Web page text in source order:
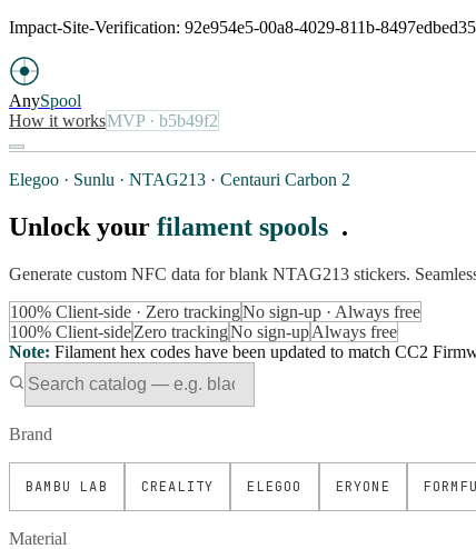
Impact-Site-Verification: 92e954e5-00a8-4029-811b-
AnySpool
How it worksMVP· b5b49f2
Elegoo · Sunlu · NTAG213 · Centauri Carbon 2
Unlock your filament spools .
Generate custom NFC data for blank NTAG213 stickers.
100% Client-side · Zero trackingNo sign-up · Always free
100% Client-sideZero trackingNo sign-upAlways free
Note: Filament hex codes have been updated to match CC2
Brand
BAMBU LAB CREALITY ELEGOO ERYONE
Material